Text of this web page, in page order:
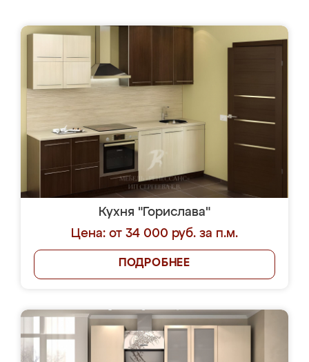
Кухня "Горислава"
Цена: от 34 000 руб. за п.м.
ПОДРОБНЕЕ